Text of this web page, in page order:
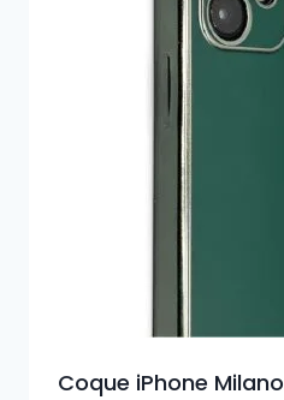
Coque iPhone Milano